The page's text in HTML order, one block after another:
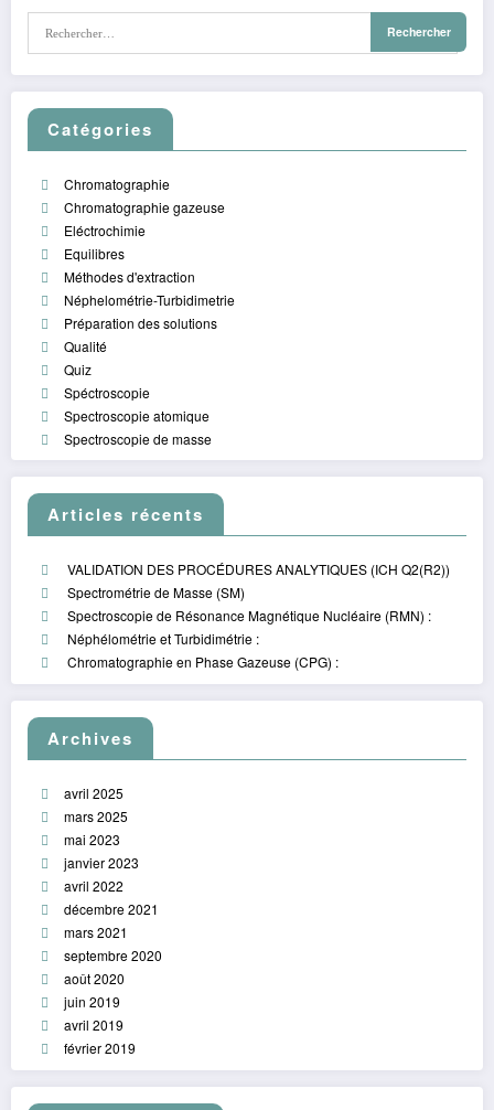
Catégories
Chromatographie
Chromatographie gazeuse
Eléctrochimie
Equilibres
Méthodes d'extraction
Néphelométrie-Turbidimetrie
Préparation des solutions
Qualité
Quiz
Spéctroscopie
Spectroscopie atomique
Spectroscopie de masse
Articles récents
VALIDATION DES PROCÉDURES ANALYTIQUES (ICH Q2(R2))
Spectrométrie de Masse (SM)
Spectroscopie de Résonance Magnétique Nucléaire (RMN) :
Néphélométrie et Turbidimétrie :
Chromatographie en Phase Gazeuse (CPG) :
Archives
avril 2025
mars 2025
mai 2023
janvier 2023
avril 2022
décembre 2021
mars 2021
septembre 2020
août 2020
juin 2019
avril 2019
février 2019